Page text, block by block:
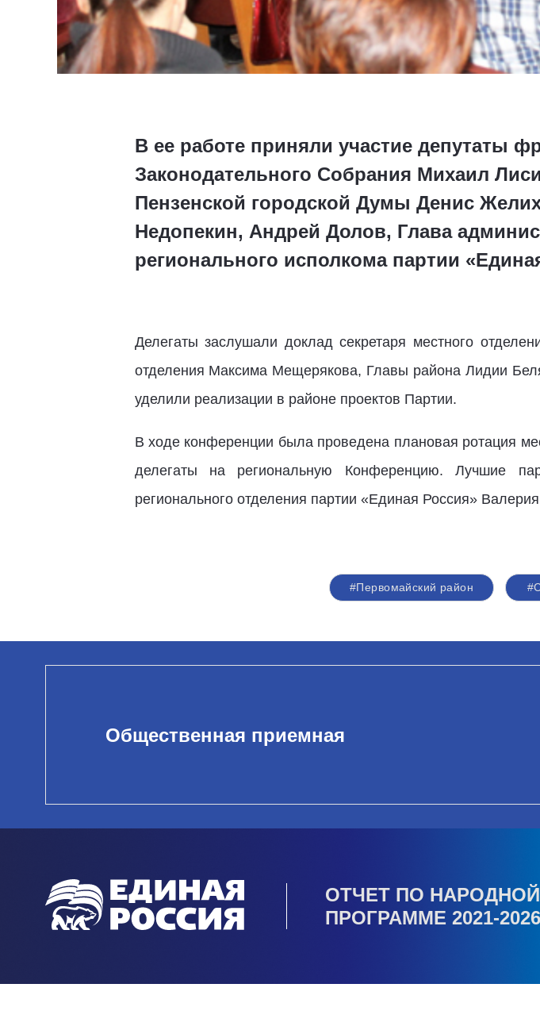
В ее работе приняли участие депутаты
Законодательного Собрания Михаил
Пензенской городской Думы Денис
Недопекин, Андрей Долов, Глава
регионального исполкома партии
Делегаты заслушали доклад секретаря местного
отделения Максима Мещерякова, Главы района Лидии
уделили реализации в районе проектов Партии.
В ходе конференции была проведена плановая ротация
делегаты на региональную Конференцию. Лучшие
регионального отделения партии «Единая Россия»
#Первомайский район
Общественная приемная
ОТЧЕТ ПО НАРОДНОЙ
ПРОГРАММЕ 2021-2026